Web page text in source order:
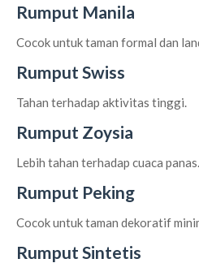
Rumput Manila
Cocok untuk taman formal dan
Rumput Swiss
Tahan terhadap aktivitas tinggi.
Rumput Zoysia
Lebih tahan terhadap cuaca panas.
Rumput Peking
Cocok untuk taman dekoratif
Rumput Sintetis